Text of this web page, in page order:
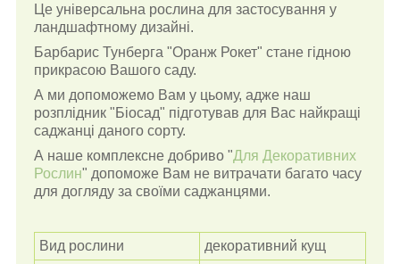
Це універсальна рослина для застосування у
ландшафтному дизайні.
Барбарис Тунберга "Оранж Рокет" стане гідною
прикрасою Вашого саду.
А ми допоможемо Вам у цьому, адже наш
розплідник "Біосад" підготував для Вас найкращі
саджанці даного сорту.
А наше комплексне добриво "Для Декоративних
Рослин" допоможе Вам не витрачати багато часу
для догляду за своїми саджанцями.
Вид рослини
декоративний кущ